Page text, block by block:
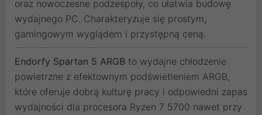
oraz nowoczesne podzespoły, co ułatwia budowę
wydajnego PC. Charakteryzuje się prostym,
gamingowym wyglądem i przystępną ceną.
Endorfy Spartan 5 ARGB to wydajne chłodzenie
powietrzne z efektownym podświetleniem ARGB,
które oferuje dobrą kulturę pracy i odpowiedni zapas
wydajności dla procesora Ryzen 7 5700 nawet przy